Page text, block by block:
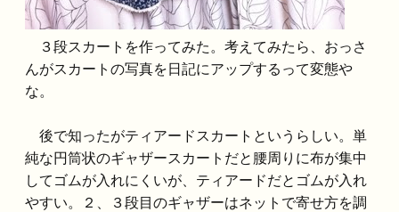
３段スカートを作ってみた。考えてみたら、おっさ
んがスカートの写真を日記にアップするって変態や
な。
後で知ったがティアードスカートというらしい。単
純な円筒状のギャザースカートだと腰周りに布が集中
してゴムが入れにくいが、ティアードだとゴムが入れ
やすい。２、３段目のギャザーはネットで寄せ方を調